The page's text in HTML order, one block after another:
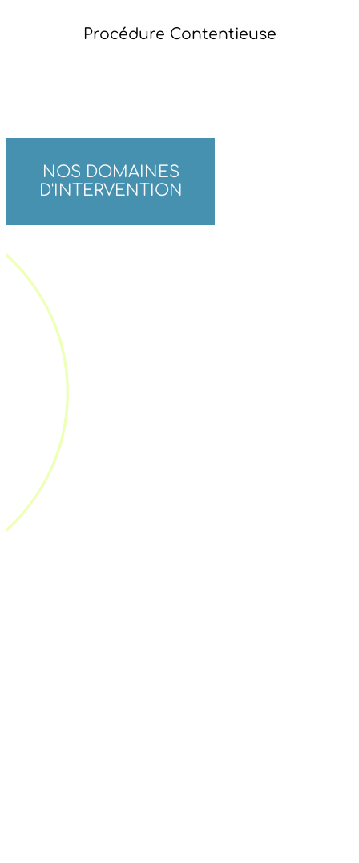
Procédure Contentieuse
NOS DOMAINES
D'INTERVENTION